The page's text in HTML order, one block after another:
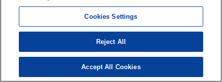
Cookies Settings
Reject All
Accept All Cookies